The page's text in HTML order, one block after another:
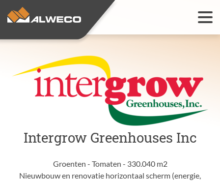
Teeltoplossingen
Installaties
Intergrow Greenhouses Inc
Groenten - Tomaten - 330.040 m2
Nieuwbouw en renovatie horizontaal scherm (energie,